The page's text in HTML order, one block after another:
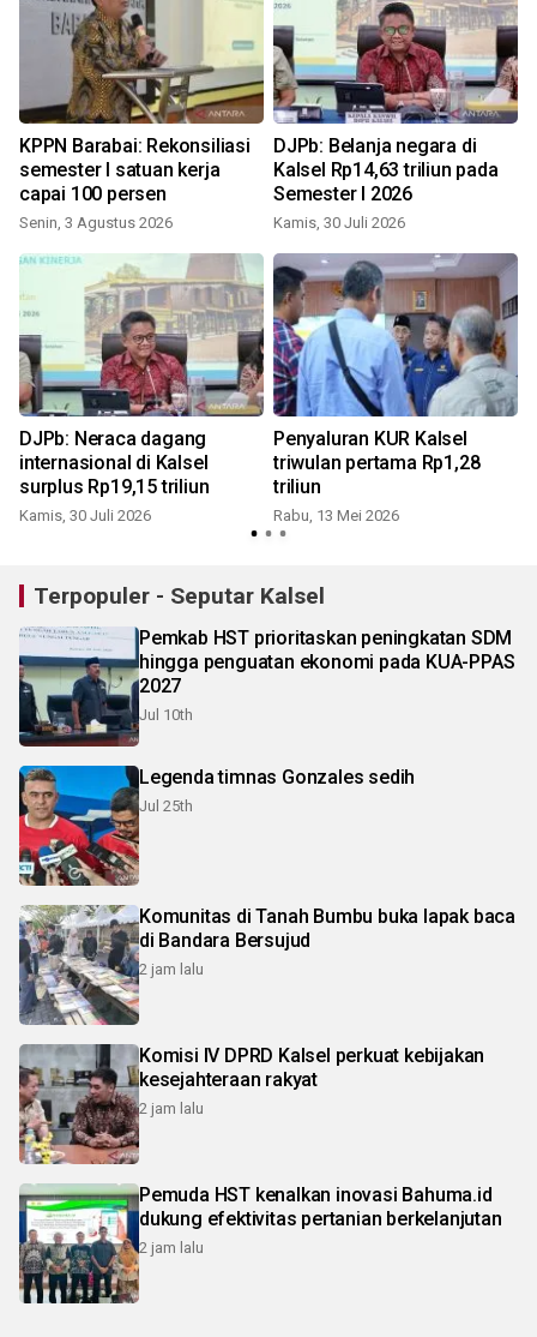
KPPN Barabai: Rekonsiliasi
semester I satuan kerja
capai 100 persen
Senin, 3 Agustus 2026
DJPb: Belanja negara di
Kalsel Rp14,63 triliun pada
Semester I 2026
Kamis, 30 Juli 2026
DJPb: Neraca dagang
internasional di Kalsel
surplus Rp19,15 triliun
Kamis, 30 Juli 2026
Penyaluran KUR Kalsel
triwulan pertama Rp1,28
triliun
Rabu, 13 Mei 2026
Terpopuler - Seputar Kalsel
Pemkab HST prioritaskan peningkatan SDM
hingga penguatan ekonomi pada KUA-PPAS
2027
Jul 10th
Legenda timnas Gonzales sedih
Jul 25th
Komunitas di Tanah Bumbu buka lapak baca
di Bandara Bersujud
2 jam lalu
Komisi IV DPRD Kalsel perkuat kebijakan
kesejahteraan rakyat
2 jam lalu
Pemuda HST kenalkan inovasi Bahuma.id
dukung efektivitas pertanian berkelanjutan
2 jam lalu